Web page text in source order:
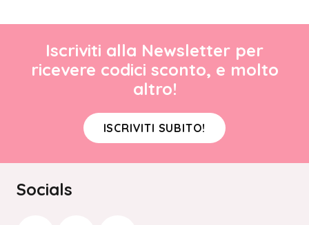
Iscriviti alla Newsletter per
ricevere codici sconto, e molto
altro!
ISCRIVITI SUBITO!
Socials